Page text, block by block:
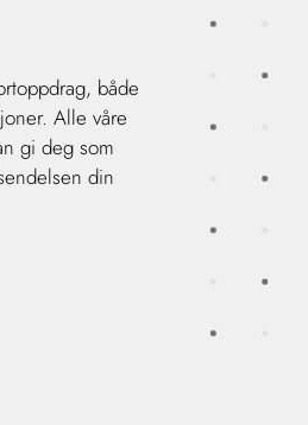
både
Alle våre
gi deg som
din